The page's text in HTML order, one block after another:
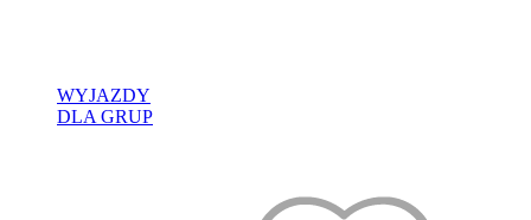
WYJAZDY
DLA GRUP